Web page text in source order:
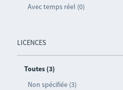
Avec temps réel (0)
LICENCES
Toutes (3)
Non spécifiée (3)